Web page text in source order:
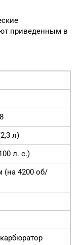
приведенным в
л)
л. с.)
(на 4200 об/